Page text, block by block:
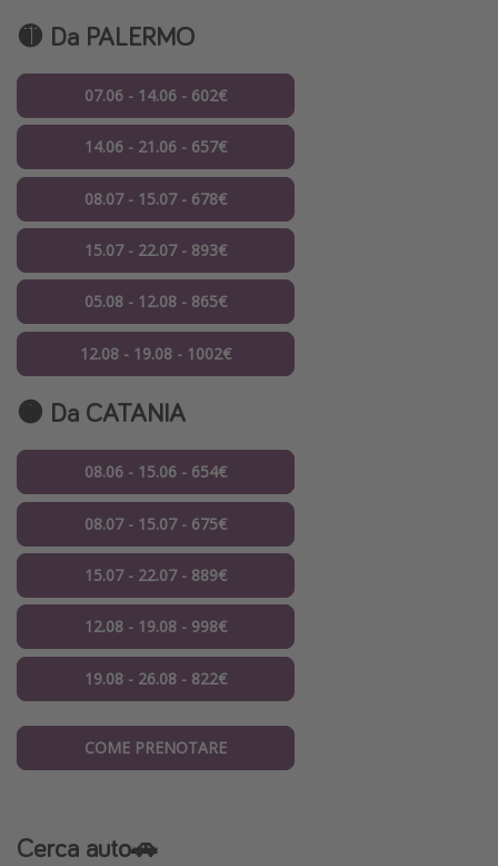
🟡 Da PALERMO
07.06 - 14.06 - 602€
14.06 - 21.06 - 657€
08.07 - 15.07 - 678€
15.07 - 22.07 - 893€
05.08 - 12.08 - 865€
12.08 - 19.08 - 1002€
🟠 Da CATANIA
08.06 - 15.06 - 654€
08.07 - 15.07 - 675€
15.07 - 22.07 - 889€
12.08 - 19.08 - 998€
19.08 - 26.08 - 822€
COME PRENOTARE
Cerca auto🚗